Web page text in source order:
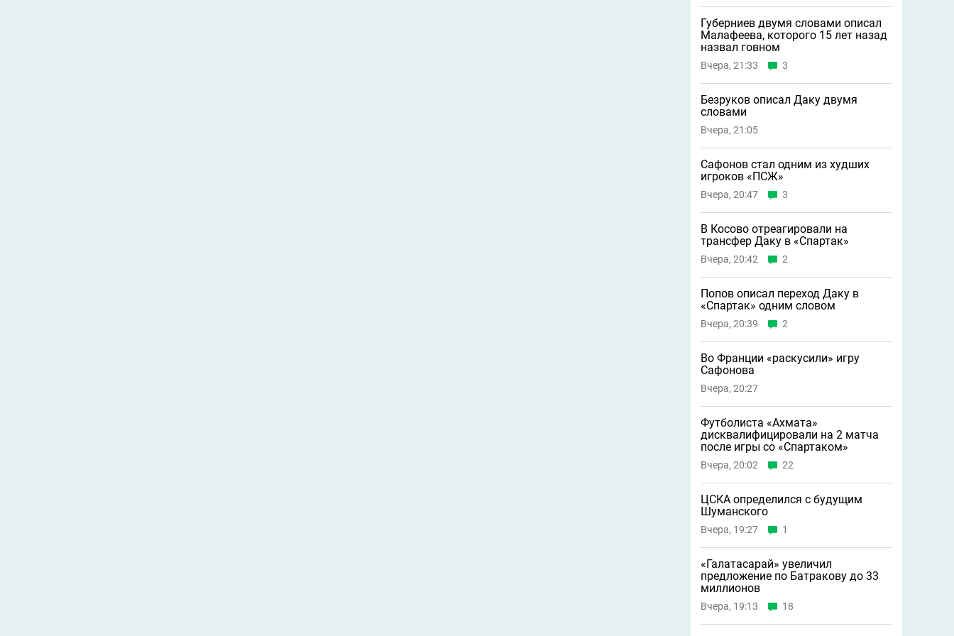
Губерниев двумя словами описал
Малафеева, которого 15 лет назад
назвал говном
Вчера, 21:33 3
Безруков описал Даку двумя
словами
Вчера, 21:05
Сафонов стал одним из худших
игроков «ПСЖ»
Вчера, 20:47 3
В Косово отреагировали на
трансфер Даку в «Спартак»
Вчера, 20:42 2
Попов описал переход Даку в
«Спартак» одним словом
Вчера, 20:39 2
Во Франции «раскусили» игру
Сафонова
Вчера, 20:27
Футболиста «Ахмата»
дисквалифицировали на 2 матча
после игры со «Спартаком»
Вчера, 20:02 22
ЦСКА определился с будущим
Шуманского
Вчера, 19:27 1
«Галатасарай» увеличил
предложение по Батракову до 33
миллионов
Вчера, 19:13 18